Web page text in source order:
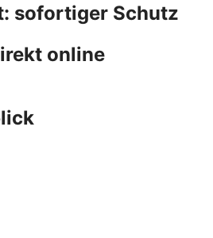
sofortiger Schutz
online